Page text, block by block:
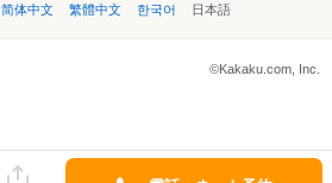
简体中文 繁體中文 한국어 日本語
©Kakaku.com, Inc.